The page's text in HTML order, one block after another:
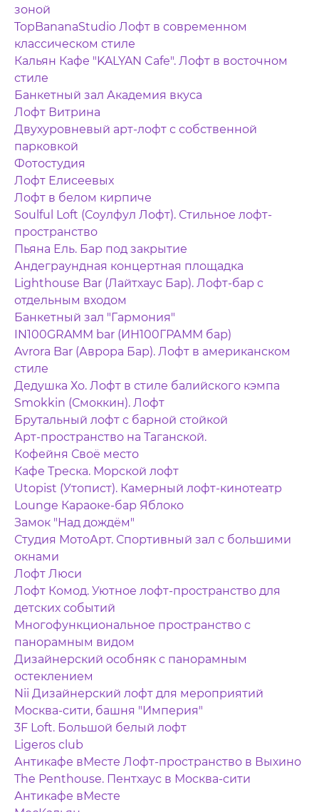
зоной
TopBananaStudio Лофт в современном
классическом стиле
Кальян Кафе "KALYAN Cafe". Лофт в восточном
стиле
Банкетный зал Академия вкуса
Лофт Витрина
Двухуровневый арт-лофт с собственной
парковкой
Фотостудия
Лофт Елисеевых
Лофт в белом кирпиче
Soulful Loft (Соулфул Лофт). Стильное лофт-
пространство
Пьяна Ель. Бар под закрытие
Андеграундная концертная площадка
Lighthouse Bar (Лайтхаус Бар). Лофт-бар с
отдельным входом
Банкетный зал "Гармония"
IN100GRAMM bar (ИН100ГРАММ бар)
Avrora Bar (Аврора Бар). Лофт в американском
стиле
Дедушка Хо. Лофт в стиле балийского кэмпа
Smokkin (Смоккин). Лофт
Брутальный лофт с барной стойкой
Арт-пространство на Таганской.
Кофейня Своё место
Кафе Треска. Морской лофт
Utopist (Утопист). Камерный лофт-кинотеатр
Lounge Караоке-бар Яблоко
Замок "Над дождём"
Студия МотоАрт. Спортивный зал с большими
окнами
Лофт Люси
Лофт Комод. Уютное лофт-пространство для
детских событий
Многофункциональное пространство с
панорамным видом
Дизайнерский особняк с панорамным
остеклением
Nii Дизайнерский лофт для мероприятий
Москва-сити, башня "Империя"
3F Loft. Большой белый лофт
Ligeros club
Антикафе вМесте Лофт-пространство в Выхино
The Penthouse. Пентхаус в Москва-сити
Антикафе вМесте